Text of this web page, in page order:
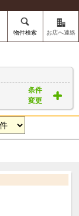
物件検索 お店へ連絡
条件
変更